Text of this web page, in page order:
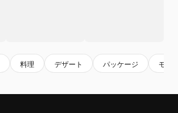
料理 デザート パッケージ モッ